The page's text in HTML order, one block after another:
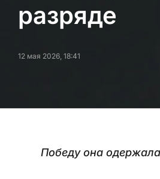
разряде
12 мая 2026, 18:41
Победу она